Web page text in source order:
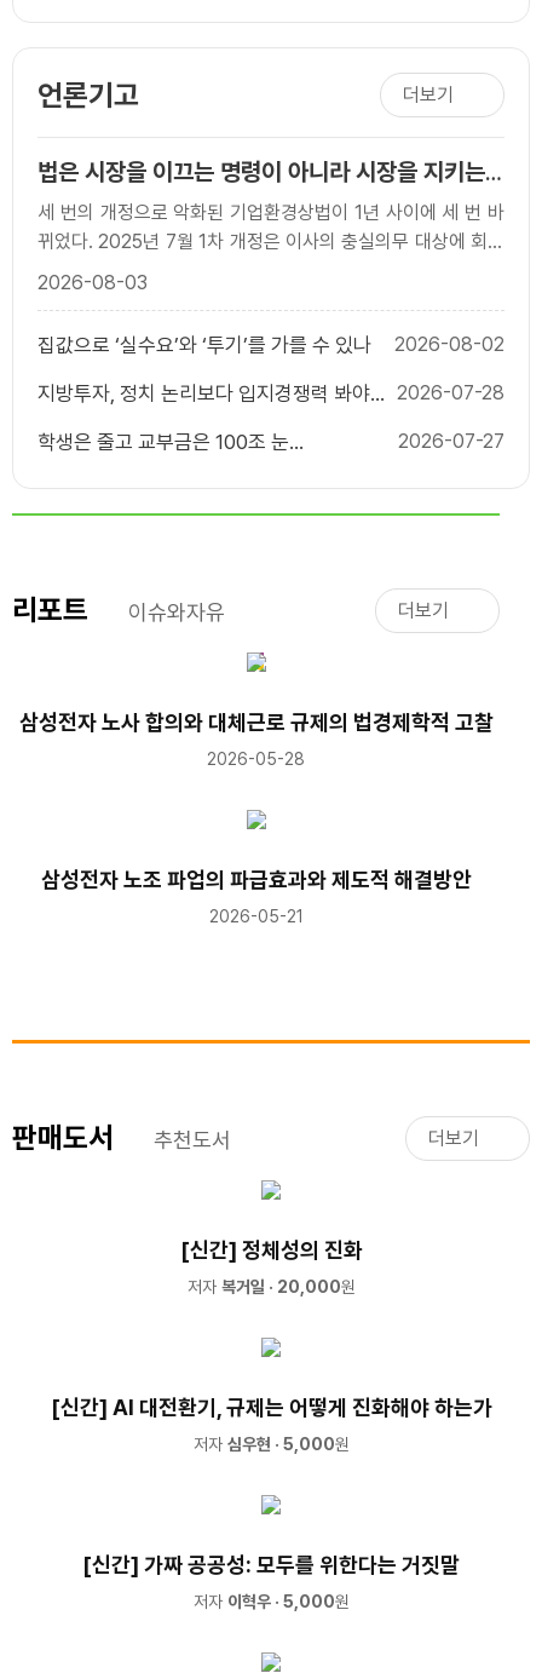
언론기고 더보기
법은 시장을 이끄는 명령이 아니라 시장을 지키는
규칙이어야 한다
세 번의 개정으로 악화된 기업환경상법이 1년 사이에 세 번 바
뀌었다. 2025년 7월 1차 개정은 이사의 충실의무 대상에 회사
와 함께 `주주’를 넣었고, 사외이사의 이름..
2026-08-03
집값으로 ‘실수요’와 ‘투기’를 가를 수 있나 2026-08-02
지방투자, 정치 논리보다 입지경쟁력 봐야
2026-07-28
학생은 줄고 교부금은 100조 눈
2026-07-27
리포트 이슈와자유 더보기
삼성전자 노사 합의와 대체근로 규제의 법경제학적 고찰
2026-05-28
삼성전자 노조 파업의 파급효과와 제도적 해결방안
2026-05-21
판매도서 추천도서 더보기
[신간] 정체성의 진화
저자 복거일 · 20,000원
[신간] AI 대전환기, 규제는 어떻게 진화해야 하는가
저자 심우현 · 5,000원
[신간] 가짜 공공성: 모두를 위한다는 거짓말
저자 이혁우· 5,000원